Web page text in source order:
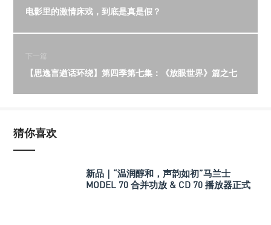
电影里的激情床戏，到底是真是假？
下一篇
【思逸言遒话环绕】第四季第七集：《放眼世界》篇之七
猜你喜欢
新品｜“温润醇和，声韵如初”马兰士
MODEL 70 合并功放 & CD 70 播放器正式